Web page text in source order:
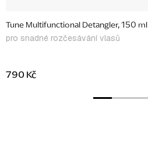
Tune Multifunctional Detangler, 150 ml
pro snadné rozčesávání vlasů
790 Kč